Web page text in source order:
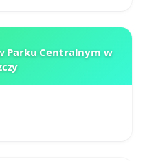
Parku Centralnym w